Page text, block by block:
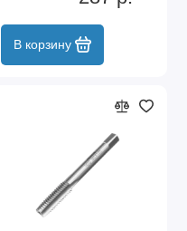
В корзину